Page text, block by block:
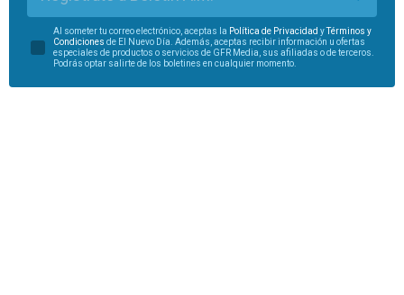
Al someter tu correo electrónico, aceptas la Política de Privacidad yTérminos y
Condiciones de El Nuevo Día. Además, aceptas recibir información u ofertas
especiales de productos o servicios de GFR Media, sus afiliadas o de terceros.
Podrás optar salirte de los boletines en cualquier momento.